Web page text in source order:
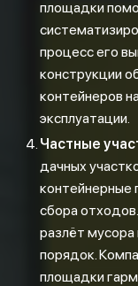
площадки
процесс его
конструкции
контейнеров
эксплуатации.
Частные
дачных
контейнерные
сбора
разлёт
порядок.
площадки